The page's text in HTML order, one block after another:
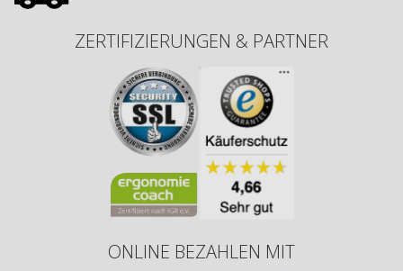
ZERTIFIZIERUNGEN & PARTNER
ONLINE BEZAHLEN MIT